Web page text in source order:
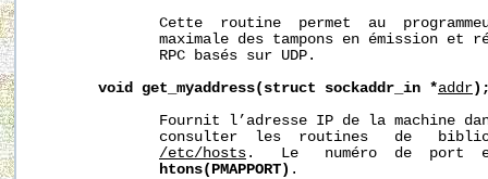
Cette  routine  permet  au
maximale des tampons en émission et
              RPC basés sur UDP.
void
get_myaddress(struct sockaddr_in *addr
Fournit l’adresse IP de la machine
consulter  les  routines   de
/etc/hosts .   Le   numéro  de  port
htons(PMAPPORT) .